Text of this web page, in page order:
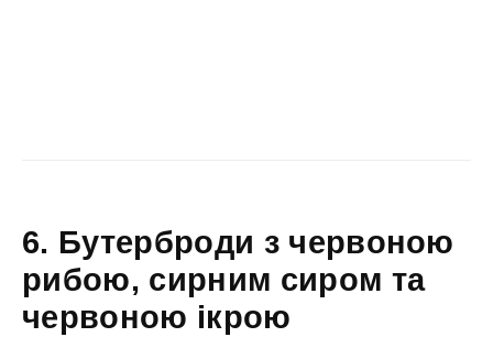
6. Бутерброди з червоною
рибою, сирним сиром та
червоною ікрою